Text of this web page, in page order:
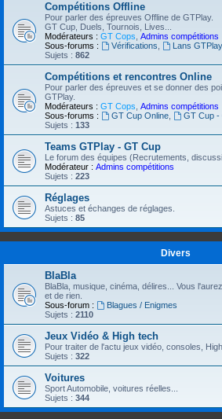
Compétitions Offline
Pour parler des épreuves Offline de GTPlay.
GT Cup, Duels, Tournois, Lives...
Modérateurs : GT Cops Admins compétitions
Sous-forums :
Vérifications Lans GTPlay
Sujets : 862
Compétitions et rencontres Online
Pour parler des épreuves et se donner des
GTPlay.
Modérateurs : GT Cops Admins compétitions
Sous-forums :
GT Cup Online,
GT Cup -
Sujets : 133
Teams GTPlay - GT Cup
Le forum des équipes (Recrutements,
Modérateur : Admins compétitions
Sujets : 223
Réglages
Astuces et échanges de réglages.
Sujets : 85
Divers
BlaBla
BlaBla, musique, cinéma, délires... Vous
et de rien.
Sous-forum :
Blagues / Enigmes
Sujets : 2110
Jeux Vidéo & High tech
Pour traiter de l'actu jeux vidéo, consoles,
Sujets : 322
Voitures
Sport Automobile, voitures réelles...
Sujets : 344